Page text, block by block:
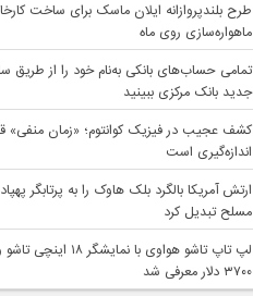
طرح بلندپروازانه ایلان ماسک برای ساخت
ماهواره‌سازی روی ماه
تمامی حساب‌های بانکی به‌نام خود را از طریق
جدید بانک مرکزی ببینید
کشف عجیب در فیزیک کوانتوم؛ «زمان منفی»
اندازه‌گیری است
ارتش آمریکا بالگرد بلک هاوک را به پرتابگر
مسلح تبدیل کرد
لپ تاپ تاشو هواوی با نمایشگر
۳۷۰۰ دلار معرفی شد